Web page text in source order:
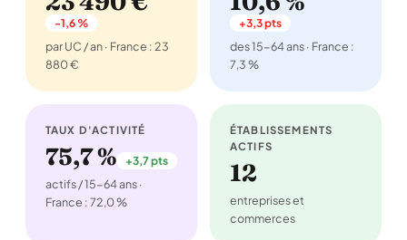
-1,6 %
par UC / an · France : 23
880 €
+3,3 pts
des 15-64 ans · France :
7,3 %
TAUX D'ACTIVITÉ
75,7 % +3,7 pts
actifs / 15-64 ans ·
France : 72,0 %
ÉTABLISSEMENTS
ACTIFS
12
entreprises et
commerces